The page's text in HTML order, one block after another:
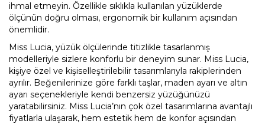
ihmal etmeyin. Özellikle sıklıkla kullanılan yüzüklerde
ölçünün doğru olması, ergonomik bir kullanım açısından
önemlidir.
Miss Lucia, yüzük ölçülerinde titizlikle tasarlanmış
modelleriyle sizlere konforlu bir deneyim sunar. Miss Lucia,
kişiye özel ve kişiselleştirilebilir tasarımlarıyla rakiplerinden
ayrılır. Beğenilerinize göre farklı taşlar, maden ayarı ve altın
ayarı seçenekleriyle kendi benzersiz yüzüğünüzü
yaratabilirsiniz. Miss Lucia’nın çok özel tasarımlarına avantajlı
fiyatlarla ulaşarak, hem estetik hem de konfor açısından